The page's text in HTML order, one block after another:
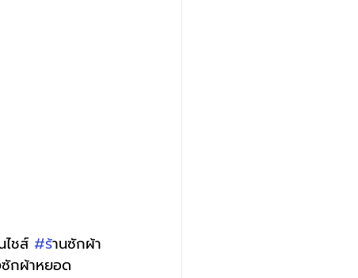
ไชส์ #ร้านซักผ้า
กผ้าหยอด